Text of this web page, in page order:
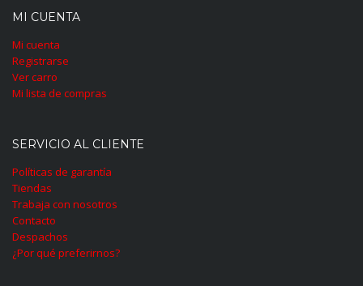
MI CUENTA
Mi cuenta
Registrarse
Ver carro
Mi lista de compras
SERVICIO AL CLIENTE
Políticas de garantía
Tiendas
Trabaja con nosotros
Contacto
Despachos
¿Por qué preferirnos?